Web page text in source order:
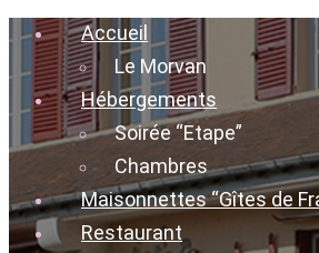
Accueil
Le Morvan
Hébergements
Soirée “Etape”
Chambres
Maisonnettes “Gîtes de
Restaurant